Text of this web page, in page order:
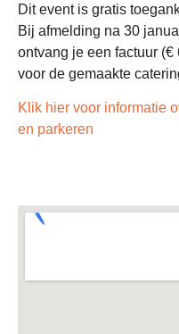
Dit event is gratis
Bij afmelding na 30
ontvang je een factuur (€
voor de gemaakte
Klik hier voor informatie
en parkeren